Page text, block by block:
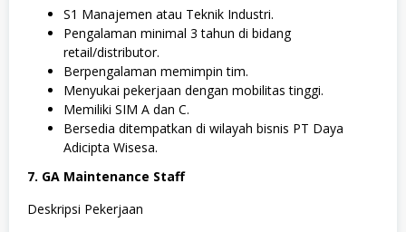
S1 Manajemen atau Teknik Industri.
Pengalaman minimal 3 tahun di bidang
retail/distributor.
Berpengalaman memimpin tim.
Menyukai pekerjaan dengan mobilitas tinggi.
Memiliki SIM A dan C.
Bersedia ditempatkan di wilayah bisnis PT Daya
Adicipta Wisesa.
7. GA Maintenance Staff
Deskripsi Pekerjaan